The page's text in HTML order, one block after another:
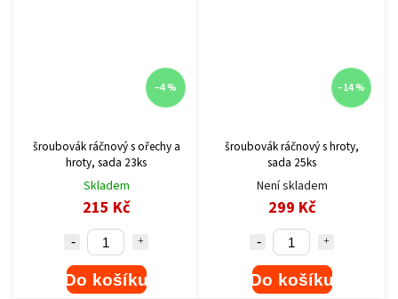
–4 %
šroubovák ráčnový s ořechy a
hroty, sada 23ks
Skladem
215 Kč
Do košíku
–14 %
šroubovák ráčnový s hroty,
sada 25ks
Není skladem
299 Kč
Do košíku